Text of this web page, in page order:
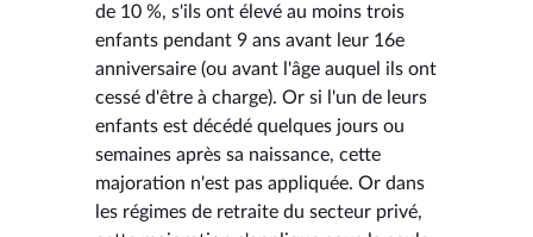
de 10 %, s'ils ont élevé au moins trois
enfants pendant 9 ans avant leur 16e
anniversaire (ou avant l'âge auquel ils ont
cessé d'être à charge). Or si l'un de leurs
enfants est décédé quelques jours ou
semaines après sa naissance, cette
majoration n'est pas appliquée. Or dans
les régimes de retraite du secteur privé,